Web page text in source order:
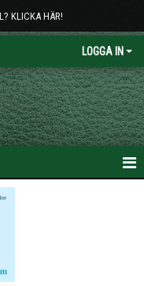
KLICKA HÄR!
LOGGA IN